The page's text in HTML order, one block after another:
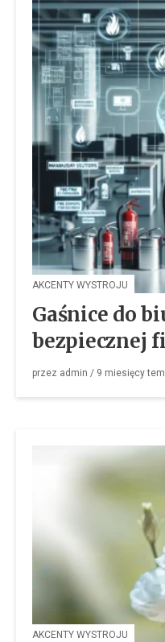
AKCENTY WYSTROJU
Gaśnice do
bezpiecznej
przez admin / 9 miesięcy
AKCENTY WYSTROJU